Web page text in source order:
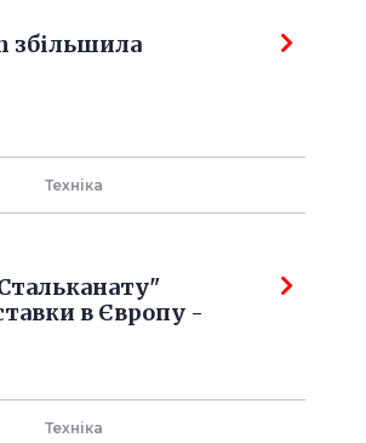
збільшила
Технiка
в Європу -
Технiка